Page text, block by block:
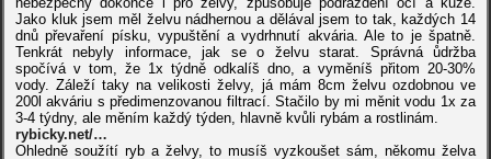
Jako kluk jsem měl želvu nádhernou a dělával jsem to tak, každých 14
dnů převaření písku, vypuštění a vydrhnutí akvária. Ale to je špatně.
Tenkrát nebyly informace, jak se o želvu starat. Správná ůdržba
spočívá v tom, že 1x týdně odkalíš dno, a vyměníš přitom 20-30%
vody. Záleží taky na velikosti želvy, já mám 8cm želvu ozdobnou ve
200l akváriu s předimenzovanou filtrací. Stačilo by mi měnit vodu 1x za
3-4 týdny, ale měním každý týden, hlavně kvůli rybám a rostlinám.
rybicky.net/…
Ohledně soužítí ryb a želvy, to musíš vyzkoušet sám, někomu želva